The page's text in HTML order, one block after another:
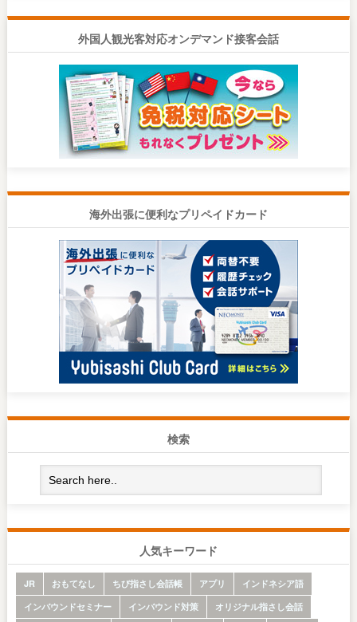
外国人観光客対応オンデマンド接客会話
海外出張に便利なプリペイドカード
検索
人気キーワード
JR おもてなし ちび指さし会話帳 アプリ
インドネシア語
インバウンドセミナー
インバウンド対策
オリジナル指さし会話